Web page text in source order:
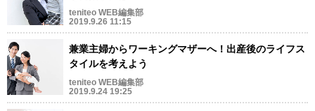
teniteo WEB編集部
2019.9.26 11:15
兼業主婦からワーキングマザーへ！出産後のライフス
タイルを考えよう
teniteo WEB編集部
2019.9.24 19:25